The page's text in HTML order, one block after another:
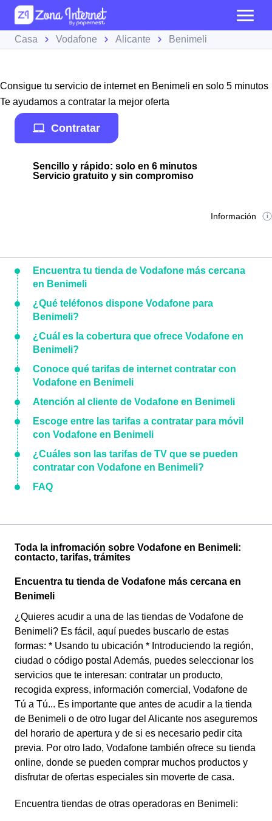
Casa Vodafone Alicante Benimeli
Consigue tu servicio de internet en Benimeli en solo 5 minutos
Te ayudamos a contratar la mejor oferta
Contratar
Sencillo y rápido: solo en 6 minutos
Servicio gratuito y sin compromiso
Información
Encuentra tu tienda de Vodafone más cercana
en Benimeli
¿Qué teléfonos dispone Vodafone para
Benimeli?
¿Cuál es la cobertura que ofrece Vodafone en
Benimeli?
Conoce qué tarifas de internet contratar con
Vodafone en Benimeli
Atención al cliente de Vodafone en Benimeli
Escoge entre las tarifas a contratar para móvil
con Vodafone en Benimeli
¿Cuáles son las tarifas de TV que se pueden
contratar con Vodafone en Benimeli?
FAQ
Toda la infromación sobre Vodafone en Benimeli:
contacto, tarifas, trámites
Encuentra tu tienda de Vodafone más cercana en
Benimeli
¿Quieres acudir a una de las tiendas de Vodafone de
Benimeli? Es fácil, aquí puedes buscarlo de estas
formas: * Usando tu ubicación * Introduciendo la región,
ciudad o código postal Además, puedes seleccionar los
servicios que te interesan: contratar un producto,
recogida express, información comercial, Vodafone de
Tú a Tú... Es importante que antes de acudir a la tienda
de Benimeli o de otro lugar del Alicante nos aseguremos
del horario de apertura y de si es necesario pedir cita
previa. Por otro lado, Vodafone también ofrece su tienda
online, donde se pueden comprar muchos productos y
disfrutar de ofertas especiales sin moverte de casa.
Encuentra tiendas de otras operadoras en Benimeli: